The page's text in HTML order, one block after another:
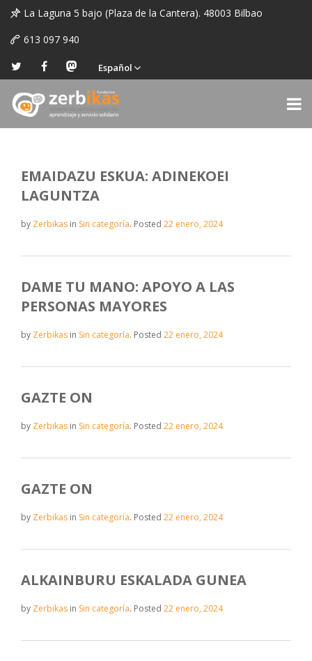
La Laguna 5 bajo (Plaza de la Cantera). 48003 Bilbao
613 097 940
Español
EMAIDAZU ESKUA: ADINEKOEI
LAGUNTZA
by Zerbikas in Sin categoría. Posted 22 enero, 2024
DAME TU MANO: APOYO A LAS
PERSONAS MAYORES
by Zerbikas in Sin categoría. Posted 22 enero, 2024
GAZTE ON
by Zerbikas in Sin categoría. Posted 22 enero, 2024
GAZTE ON
by Zerbikas in Sin categoría. Posted 22 enero, 2024
ALKAINBURU ESKALADA GUNEA
by Zerbikas in Sin categoría. Posted 22 enero, 2024